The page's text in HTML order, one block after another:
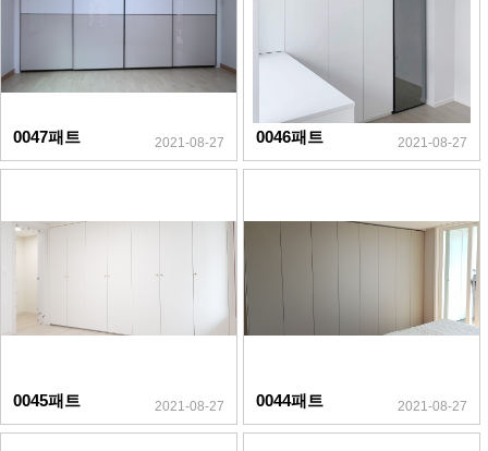
0047패트 2021-08-27 0046패트 2021-08-27
0045패트 2021-08-27 0044패트 2021-08-27